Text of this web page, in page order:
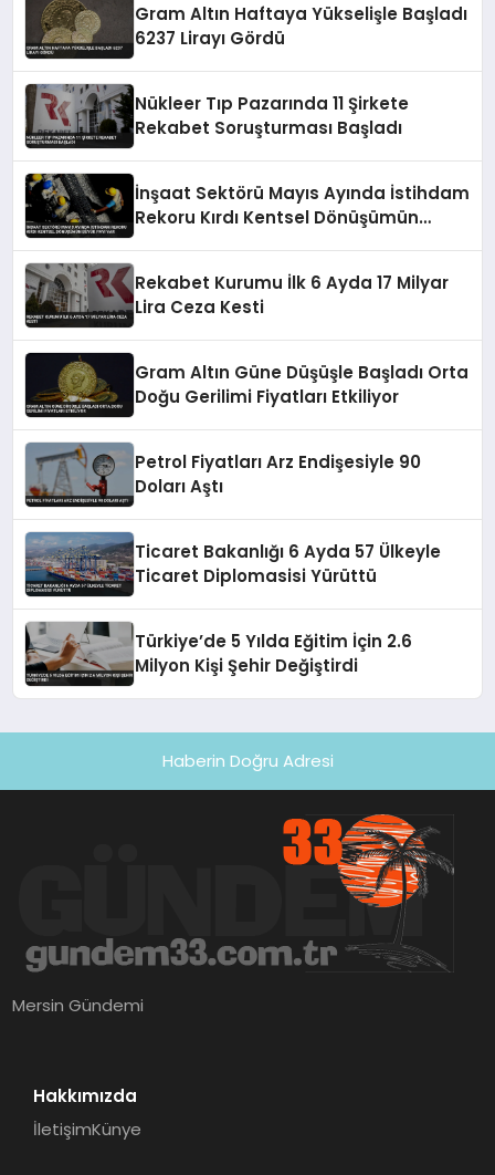
Gram Altın Haftaya Yükselişle Başladı
6237 Lirayı Gördü
Nükleer Tıp Pazarında 11 Şirkete
Rekabet Soruşturması Başladı
İnşaat Sektörü Mayıs Ayında İstihdam
Rekoru Kırdı Kentsel Dönüşümün
Rekabet Kurumu İlk 6 Ayda 17 Milyar
Lira Ceza Kesti
Gram Altın Güne Düşüşle Başladı Orta
Doğu Gerilimi Fiyatları Etkiliyor
Petrol Fiyatları Arz Endişesiyle 90
Doları Aştı
Ticaret Bakanlığı 6 Ayda 57 Ülkeyle
Ticaret Diplomasisi Yürüttü
Türkiye’de 5 Yılda Eğitim İçin 2.6
Milyon Kişi Şehir Değiştirdi
Haberin Doğru Adresi
Mersin Gündemi
Hakkımızda
İletişimKünye